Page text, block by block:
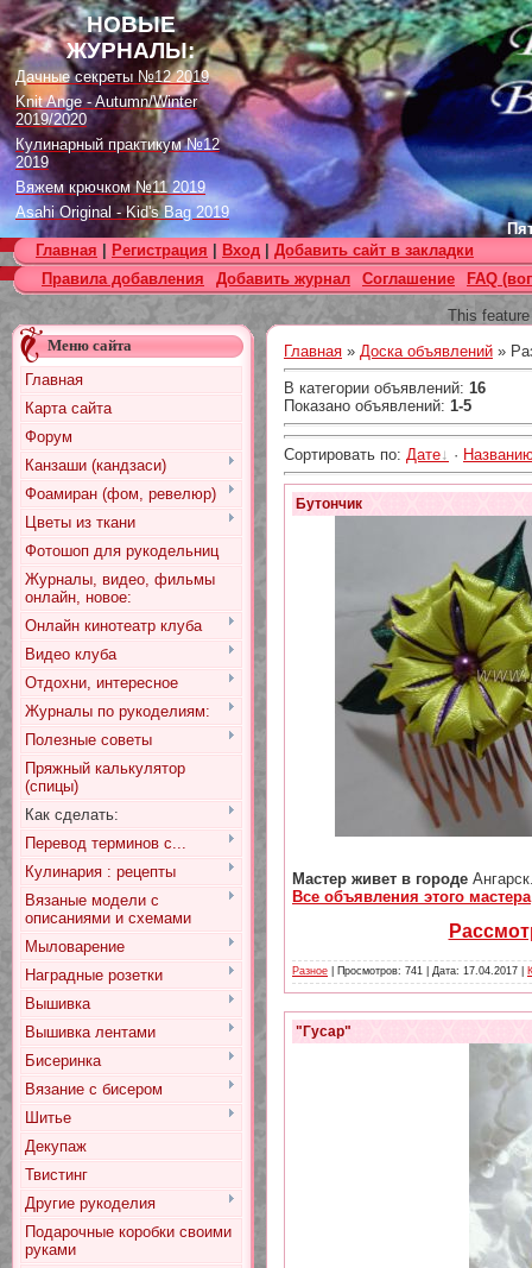
НОВЫЕ
ЖУРНАЛЫ:
Дачные секреты №12 2019
Knit Ange - Autumn/Winter
2019/2020
Кулинарный практикум №12
2019
Вяжем крючком №11 2019
Asahi Original - Kid's Bag 2019
Цветок. Спецвыпуск №4 2019
Designs in Machine Embroidery
№116 2019
Burda Örgü dergisi №2 2019
Loopy Mango Knitting: 34
Fashionable Pieces You Can
Make in a Day
Craft Stamper - January 2020
Главная
Регистрация Вход
Добавить сайт в закладки
Правила добавления
Добавить журнал Соглашение FAQ
This
Меню сайта
Главная
Карта сайта
Форум
Канзаши (кандзаси)
Фоамиран (фом, ревелюр)
Цветы из ткани
Фотошоп для рукодельниц
Журналы, видео, фильмы
онлайн, новое:
Онлайн кинотеатр клуба
Видео клуба
Отдохни, интересное
Журналы по рукоделиям:
Полезные советы
Пряжный калькулятор
(спицы)
Как сделать:
Перевод терминов с...
Кулинария : рецепты
Вязаные модели с
описаниями и схемами
Мыловарение
Наградные розетки
Вышивка
Вышивка лентами
Бисеринка
Вязание с бисером
Шитье
Декупаж
Твистинг
Другие рукоделия
Подарочные коробки своими
руками
Главная » Доска объявлений »
В категории объявлений: 16
Показано объявлений: 1-5
Сортировать по: Дате ·
Бутончик
Мастер живет в городе
Все объявления этого мастера
Разное | Просмотров: 741 | Дата: 17.04.2017
"Гусар"